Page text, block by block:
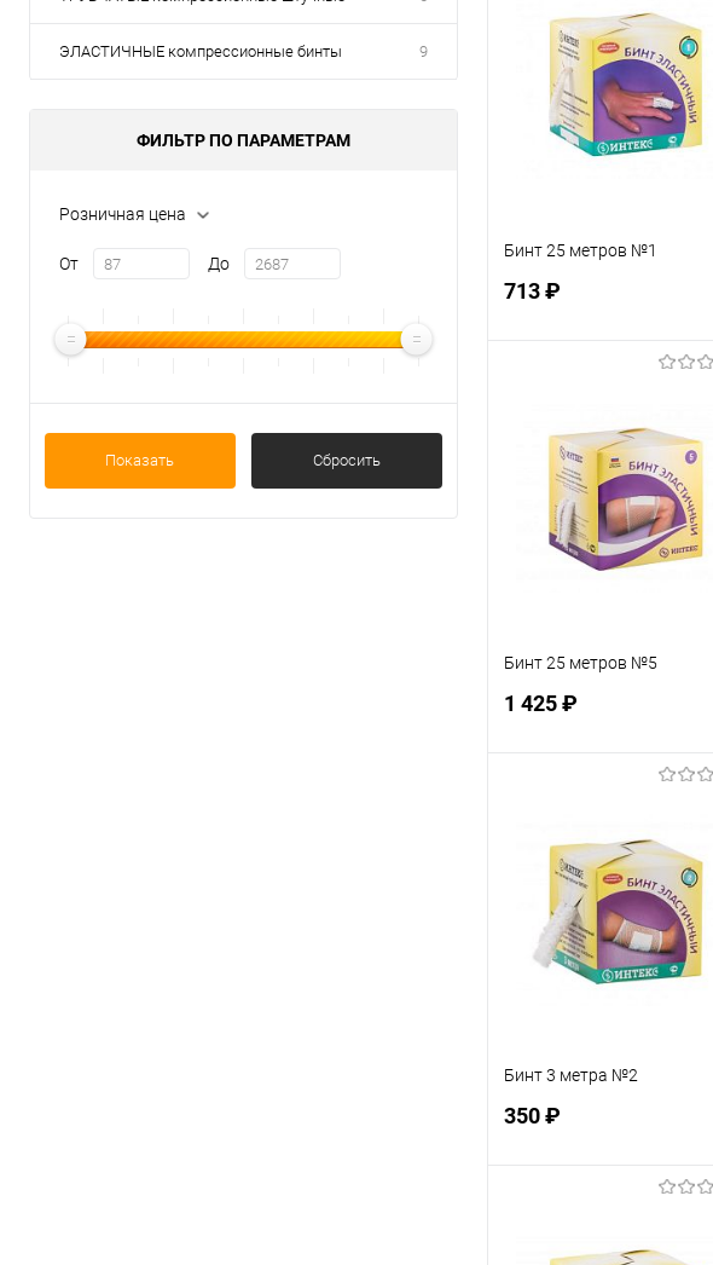
ЭЛАСТИЧНЫЕ компрессионные бинты 9
ФИЛЬТР ПО ПАРАМЕТРАМ
Розничная цена
От До
Показать Сбросить
Бинт 25 метров №1
713 ₽
В избранное
Недоступно
Бинт 25 метров №5
1 425 ₽
В избранное
Недоступно
Бинт 3 метра №2
350 ₽